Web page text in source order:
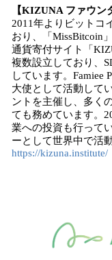
【KIZUNA ファウン
2011年よりビットコ
おり、「MissBitcoin
通貨寄付サイト「
複数設立しており、
しています。Famiee
大使として活動して
ントを主催し、多く
ても務めています。
業への投資も行って
ーとして世界中で活
https://kizuna.institute/